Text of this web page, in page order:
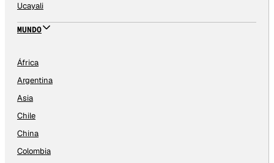
Ucayali
MUNDO
África
Argentina
Asia
Chile
China
Colombia